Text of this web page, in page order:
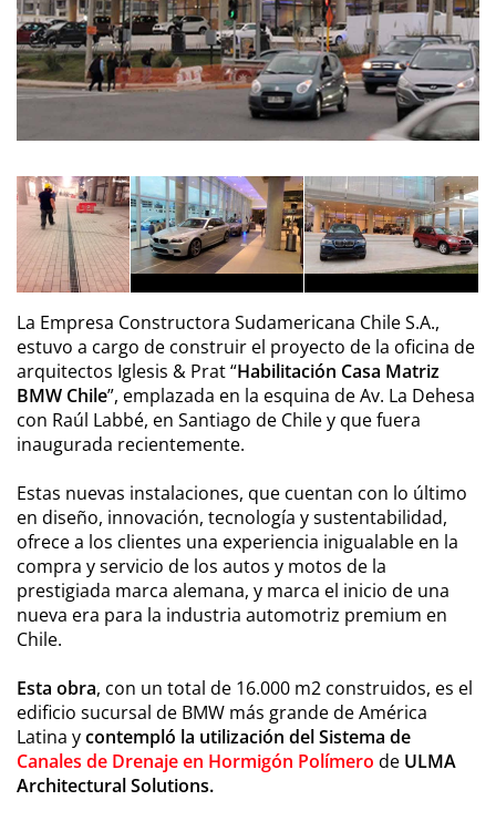
La Empresa Constructora Sudamericana Chile S.A.,
estuvo a cargo de construir el proyecto de la oficina de
arquitectos Iglesis & Prat “Habilitación Casa Matriz
BMW Chile”, emplazada en la esquina de Av. La Dehesa
con Raúl Labbé, en Santiago de Chile y que fuera
inaugurada recientemente.
Estas nuevas instalaciones, que cuentan con lo último
en diseño, innovación, tecnología y sustentabilidad,
ofrece a los clientes una experiencia inigualable en la
compra y servicio de los autos y motos de la
prestigiada marca alemana, y marca el inicio de una
nueva era para la industria automotriz premium en
Chile.
Esta obra, con un total de 16.000 m2 construidos, es el
edificio sucursal de BMW más grande de América
Latina ycontempló la utilización del Sistema de
Canales de Drenaje en Hormigón Polímero de ULMA
Architectural Solutions.